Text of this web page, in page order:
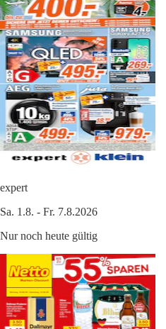
expert
Sa. 1.8. - Fr. 7.8.2026
Nur noch heute gültig